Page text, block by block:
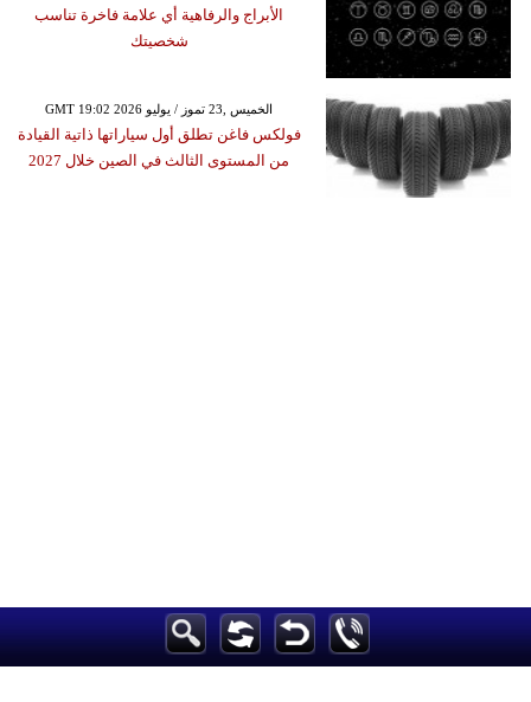
الأبراج والرفاهية أي علامة فاخرة تناسب
شخصيتك
GMT 19:02 2026 الخميس ,23 تموز / يوليو
فولكس فاغن تطلق أول سياراتها ذاتية القيادة
من المستوى الثالث في الصين خلال 2027